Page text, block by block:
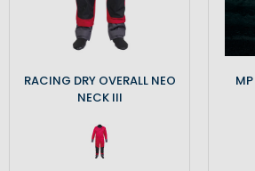
RACING DRY OVERALL NEO
NECK III